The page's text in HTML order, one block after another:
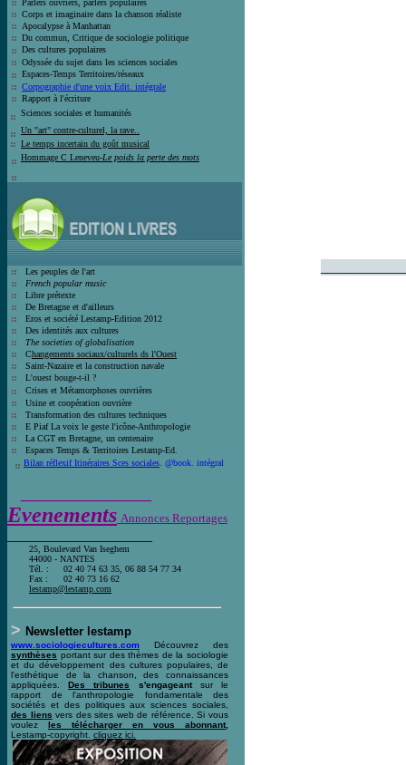
Parlers ouvriers, parlers populaires
Corps et imaginaire dans la chanson réaliste
Apocalypse à Manhattan
Du commun, Critique de sociologie politique
Des cultures populaires
Odyssée du sujet dans les sciences sociales
Espaces-Temps Territoires/réseaux
Corpographie d'une voix Edit. intégrale
Rapport à l'écriture
Sciences sociales et humanités
Un "art" contre-culturel, la rave..
Le temps incertain du goût musical
Hommage C Leneveu-Le poids la perte des mots
Les peuples de l'art
French popular music
Libre prétexte
De Bretagne et d'ailleurs
Eros et société Lestamp-Edition 2012
Des identités aux cultures
The societies of globalisation
Changements sociaux/culturels ds l'Ouest
Saint-Nazaire et la construction navale
L'ouest bouge-t-il ?
Crises et Métamorphoses ouvrières
Usine et coopération ouvrière
Transformation des cultures techniques
E Piaf La voix le geste l'icône-Anthropologie
La CGT en Bretagne, un centenaire
Espaces Temps & Territoires Lestamp-Ed
Bilan réflexif Itinéraires Sces sociales . @book. intégral
Evenements Annonces Reportages
25, Boulevard Van Iseghem
44000 - NANTES
Tél. :
Fax :
02 40 74 63 35, 06 88 54 77 34
02 40 73 16 62
lestamp@lestamp.com
> Newsletter lestamp
www.sociologiecultures.com
Découvrez des
synthèses portant sur des thèmes de la sociologie
et du développement des cultures populaires, de
l'esthétique de la chanson, des connaissances
appliquées.Des tribunes s'engageant sur le
rapport de l'anthropologie fondamentale des
sociétés et des politiques aux sciences sociales,
des liens vers des sites web de référence. Si vous
voulez les télécharger en vous abonnant,
Lestamp-copyright. cliquez ici